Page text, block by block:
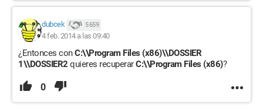
dubcek 5 659
4 feb. 2014 a las 09:40
¿Entonces conC:\\Program Files (x86)\\DOSSIER
1\\DOSSIER2 quieres recuperarC:\\Program Files (x86)?
0